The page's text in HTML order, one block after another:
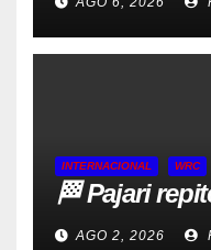
INTERNACIONAL WRC
🏁 Pajari
AGO 2, 2026